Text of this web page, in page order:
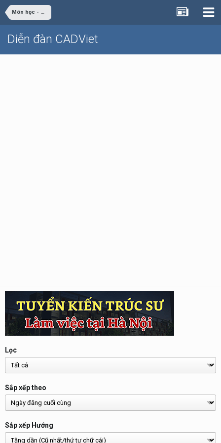
Môn học - Đồ án Sinh viên
Diễn đàn CADViet
Lọc
Sắp xếp theo
Sắp xếp Hướng